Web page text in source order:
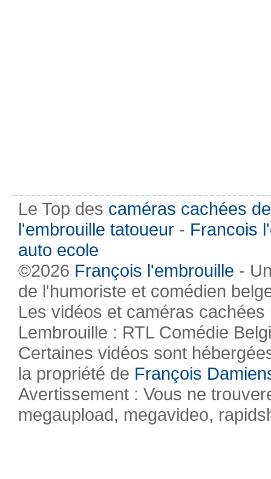
Le Top des caméras cachées
l'embrouille tatoueur - Francois
auto ecole
©2026 François l'embrouille -
de l'humoriste et comédien
Les vidéos et caméras
Lembrouille : RTL Comédie
Certaines vidéos sont
la propriété de François
Avertissement : Vous ne
megaupload, megavideo,